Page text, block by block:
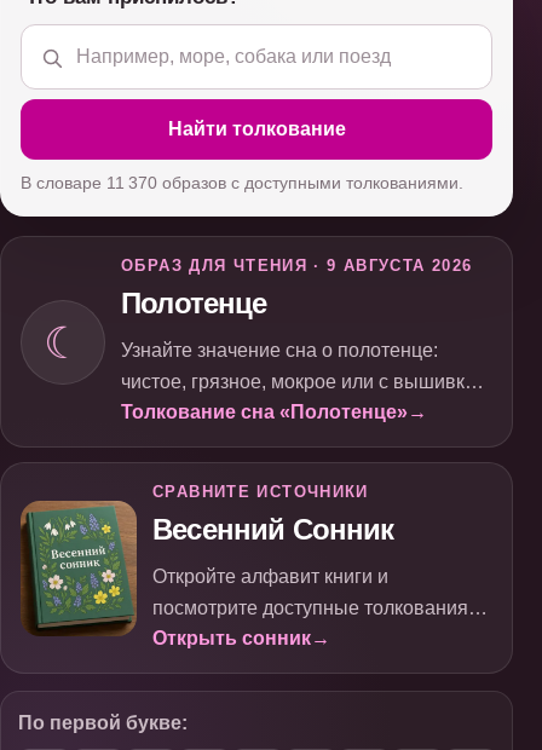
Найти толкование
В словаре 11 370 образов с доступными толкованиями.
☾
ОБРАЗ ДЛЯ ЧТЕНИЯ · 9 АВГУСТА 2026
Полотенце
Узнайте значение сна о полотенце:
чистое, грязное, мокрое или с вышивкой.
Толкование в зависимости от деталей: к
успеху, обману или переменам.
Толкование сна «Полотенце»→
СРАВНИТЕ ИСТОЧНИКИ
Весенний Сонник
Откройте алфавит книги и
посмотрите доступные толкования
выбранного образа.
Открыть сонник→
По первой букве: